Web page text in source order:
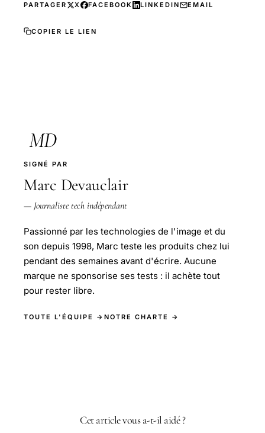
PARTAGER X FACEBOOK LINKEDIN EMAIL
COPIER LE LIEN
MD
SIGNÉ PAR
Marc Devauclair
— Journaliste tech indépendant
Passionné par les technologies de l'image et du
son depuis 1998, Marc teste les produits chez lui
pendant des semaines avant d'écrire. Aucune
marque ne sponsorise ses tests : il achète tout
pour rester libre.
TOUTE L'ÉQUIPE → NOTRE CHARTE →
Cet article vous a-t-il aidé ?